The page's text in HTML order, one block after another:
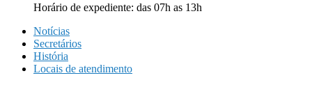
Horário de expediente: das 07h as 13h
Notícias
Secretários
História
Locais de atendimento